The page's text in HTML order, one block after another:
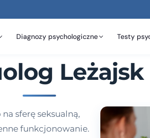
Diagnozy psychologiczne Testy
Leżajsk
sferę seksualną,
funkcjonowanie.